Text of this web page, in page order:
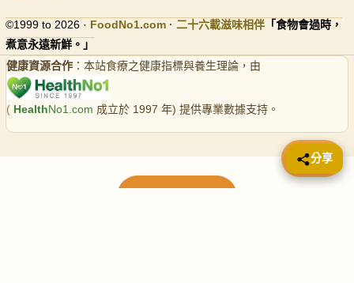
©1999 to 2026 · FoodNo1.com · 二十六載滋味相伴 「食物會過時，
煮意永遠新鮮。」
健康資源合作 ：本站食療之健康指標與養生理論，由
( HealthNo1.com 成立於 1997 年) 提供專業數據支持。
📤 分享
分享